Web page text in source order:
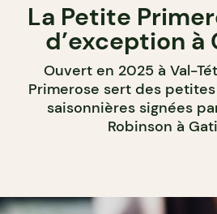
La Petite
d’exception à
Ouvert en 2025 à Val-
Primerose sert des
saisonnières signées
Robinson à